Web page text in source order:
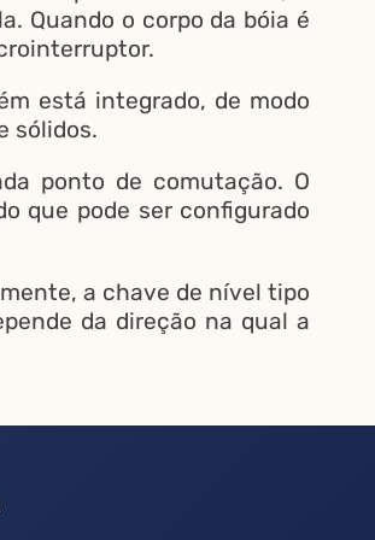
Quando o corpo da bóia é
está integrado, de modo
sólidos.
ponto de comutação. O
que pode ser configurado
a chave de nível tipo
da direção na qual a